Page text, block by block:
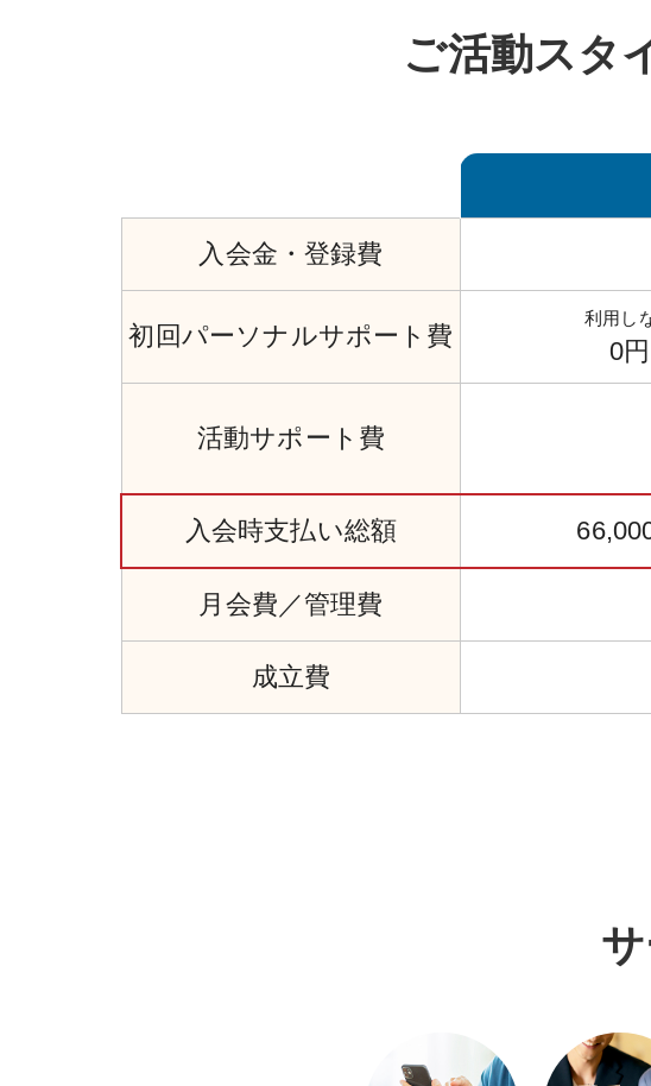
ご活動スタ
入会金・登録費
初回パーソナルサポート費
利用し
0円
活動サポート費
入会時支払い総額
月会費／管理費
成立費